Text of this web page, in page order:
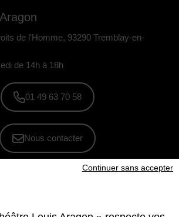
Continuer sans accepter
de l'Homme, 93290 Tremblay-en-
de 14h à 18h
01 49 63 70 58
Nous contacter